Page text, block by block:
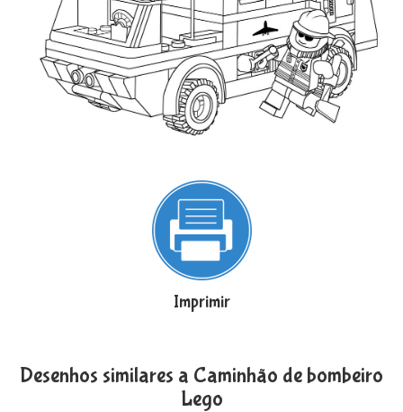
Imprimir
Desenhos similares a Caminhão de bombeiro
Lego